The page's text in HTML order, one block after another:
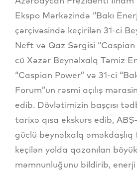
Ekspo Mərkəzində “Bakı
çərçivəsində keçirilən 31-ci
Neft və Qaz Sərgisi “Caspian
cü Xəzər Beynəlxalq Təmiz
“Caspian Power” və 31-ci
Forum”un rəsmi açılış
edib. Dövlətimizin başçısı
tarixə qısa ekskurs edib,
güclü beynəlxalq əməkdaşlıq
keçilən yolda qazanılan
məmnunluğunu bildirib, enerji